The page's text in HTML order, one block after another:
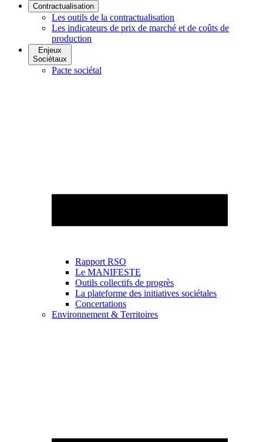
Contractualisation
Les outils de la contractualisation
Les indicateurs de prix de marché et de coûts de
production
Enjeux
Sociétaux
Pacte sociétal
Rapport RSO
Le MANIFESTE
Outils collectifs de progrès
La plateforme des initiatives sociétales
Concertations
Environnement & Territoires